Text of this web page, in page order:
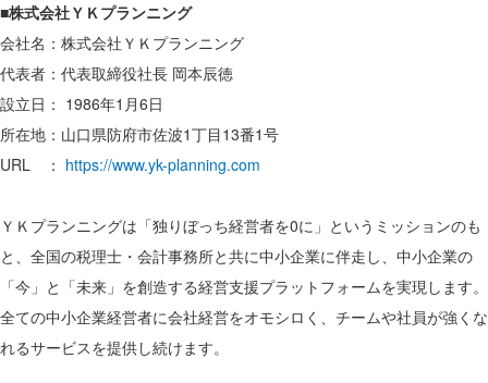
■株式会社ＹＫプランニング
会社名：株式会社ＹＫプランニング
代表者：代表取締役社長 岡本辰徳
設立日： 1986年1月6日
所在地：山口県防府市佐波1丁目13番1号
URL ： https://www.yk-planning.com
ＹＫプランニングは「独りぼっち経営者を0に」というミッションのも
と、全国の税理士・会計事務所と共に中小企業に伴走し、中小企業の
「今」と「未来」を創造する経営支援プラットフォームを実現します。
全ての中小企業経営者に会社経営をオモシロく、チームや社員が強くな
れるサービスを提供し続けます。